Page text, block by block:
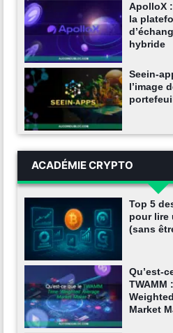
ApolloX
la
hybride
Seein-
l’image
ACADÉMIE CRYPTO
Top 5
pour lire
(sans
Qu’est-
TWAMM
Market